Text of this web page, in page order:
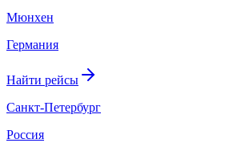
Мюнхен
Германия
Найти рейсы
Санкт-Петербург
Россия